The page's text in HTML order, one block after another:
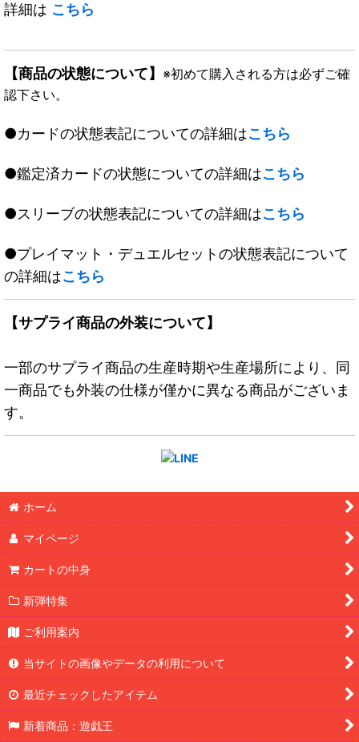
詳細は こちら
【商品の状態について】 ※初めて購入される方は必ずご確
認下さい。
●カードの状態表記についての詳細はこちら
●鑑定済カードの状態についての詳細はこちら
●スリーブの状態表記についての詳細はこちら
●プレイマット・デュエルセットの状態表記について
の詳細はこちら
【サプライ商品の外装について】
一部のサプライ商品の生産時期や生産場所により、同
一商品でも外装の仕様が僅かに異なる商品がございま
す。
ホーム
マイページ
カートの中身
新弾特集
ご利用案内
当サイトの画像やデータの利用について
最近チェックしたアイテム
新着商品：遊戯王